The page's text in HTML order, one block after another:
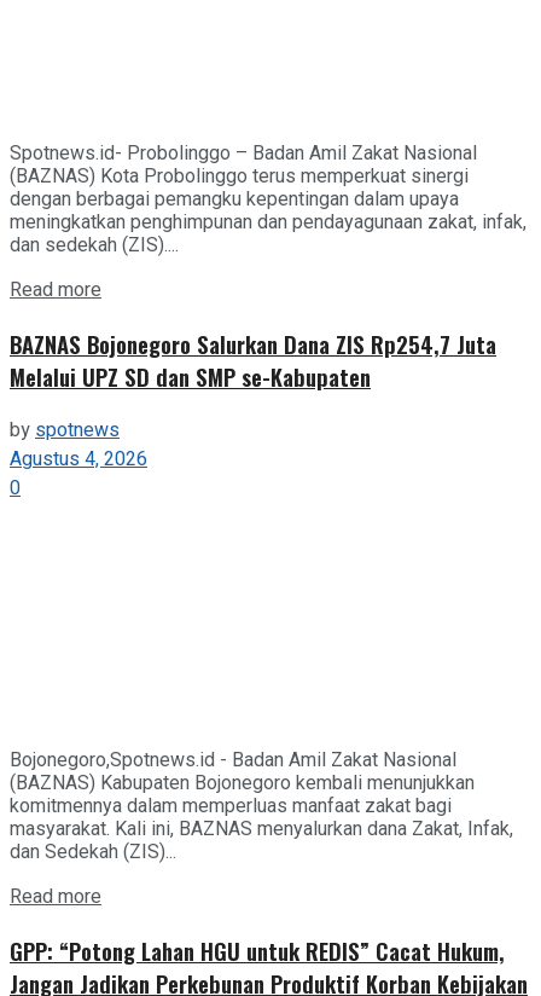
Spotnews.id- Probolinggo – Badan Amil Zakat Nasional
(BAZNAS) Kota Probolinggo terus memperkuat sinergi
dengan berbagai pemangku kepentingan dalam upaya
meningkatkan penghimpunan dan pendayagunaan zakat, infak,
dan sedekah (ZIS)....
Read more
BAZNAS Bojonegoro Salurkan Dana ZIS Rp254,7 Juta
Melalui UPZ SD dan SMP se-Kabupaten
by spotnews
Agustus 4, 2026
0
Bojonegoro,Spotnews.id - Badan Amil Zakat Nasional
(BAZNAS) Kabupaten Bojonegoro kembali menunjukkan
komitmennya dalam memperluas manfaat zakat bagi
masyarakat. Kali ini, BAZNAS menyalurkan dana Zakat, Infak,
dan Sedekah (ZIS)...
Read more
GPP: “Potong Lahan HGU untuk REDIS” Cacat Hukum,
Jangan Jadikan Perkebunan Produktif Korban Kebijakan